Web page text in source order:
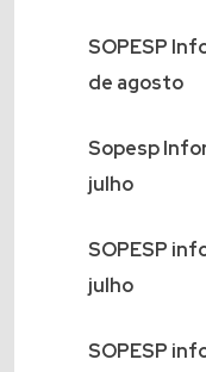
SOPESP
de agosto
Sopesp
julho
SOPESP
julho
SOPESP